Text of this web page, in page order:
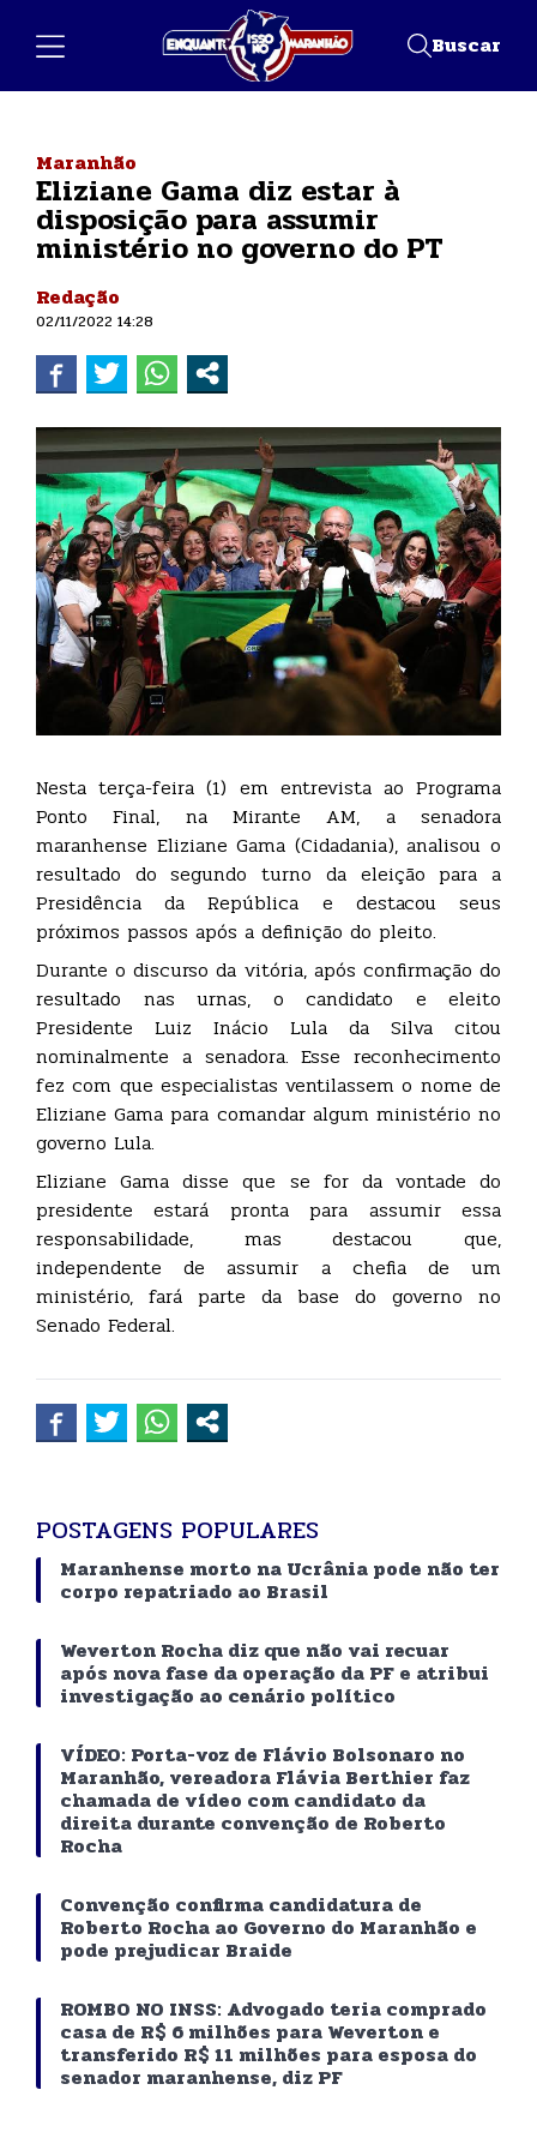
Buscar
Maranhão
Eliziane Gama diz estar à
disposição para assumir
ministério no governo do PT
Redação
02/11/2022 14:28
Nesta terça-feira (1) em entrevista ao Programa
Ponto Final, na Mirante AM, a senadora
maranhense Eliziane Gama (Cidadania), analisou o
resultado do segundo turno da eleição para a
Presidência da República e destacou seus
próximos passos após a definição do pleito.
Durante o discurso da vitória, após confirmação do
resultado nas urnas, o candidato e eleito
Presidente Luiz Inácio Lula da Silva citou
nominalmente a senadora. Esse reconhecimento
fez com que especialistas ventilassem o nome de
Eliziane Gama para comandar algum ministério no
governo Lula.
Eliziane Gama disse que se for da vontade do
presidente estará pronta para assumir essa
responsabilidade, mas destacou que,
independente de assumir a chefia de um
ministério, fará parte da base do governo no
Senado Federal.
POSTAGENS POPULARES
Maranhense morto na Ucrânia pode não ter
corpo repatriado ao Brasil
Weverton Rocha diz que não vai recuar
após nova fase da operação da PF e atribui
investigação ao cenário político
VÍDEO: Porta-voz de Flávio Bolsonaro no
Maranhão, vereadora Flávia Berthier faz
chamada de vídeo com candidato da
direita durante convenção de Roberto
Rocha
Convenção confirma candidatura de
Roberto Rocha ao Governo do Maranhão e
pode prejudicar Braide
ROMBO NO INSS: Advogado teria comprado
casa de R$ 6 milhões para Weverton e
transferido R$ 11 milhões para esposa do
senador maranhense, diz PF